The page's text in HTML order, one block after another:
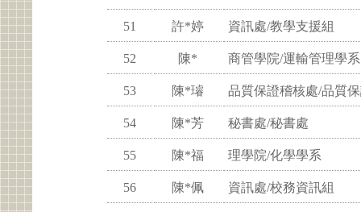
51 許*婷 資訊處/教學支援組
52 陳* 商管學院/運輸管理學系
53 陳*璿 品質保證稽核處/品質
54 陳*芳 秘書處/秘書處
55 陳*福 理學院/化學學系
56 陳*佩 資訊處/校務資訊組